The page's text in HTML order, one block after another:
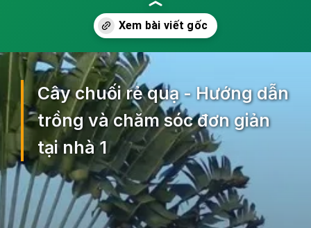
Đang mởhttps://ocopaz.vn/cay-chuoi-re-quat-212
Cây chuối rẻ quạ - Hướng dẫn
trồng và chăm sóc đơn giản
tại nhà 1